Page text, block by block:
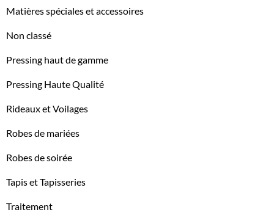
Matières spéciales et accessoires
Non classé
Pressing haut de gamme
Pressing Haute Qualité
Rideaux et Voilages
Robes de mariées
Robes de soirée
Tapis et Tapisseries
Traitement